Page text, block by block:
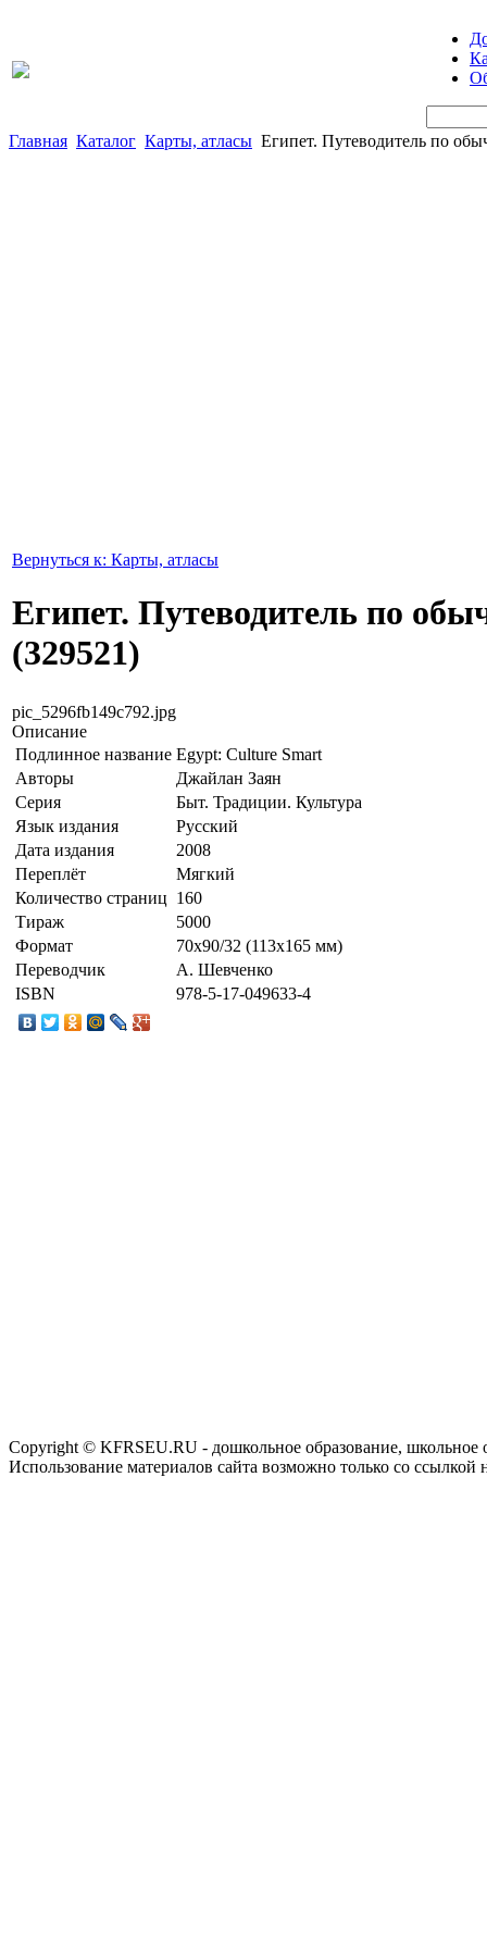
Главная Каталог Карты, атласы Египет. Путеводитель по
Вернуться к: Карты, атласы
Египет. Путеводитель по
(329521)
pic_5296fb149c792.jpg
Описание
Подлинное название Egypt: Culture Smart
Авторы
Джайлан Заян
Серия
Быт. Традиции. Культура
Язык издания
Русский
Дата издания
2008
Переплёт
Мягкий
Количество страниц 160
Тираж
5000
Формат
70x90/32 (113х165 мм)
Переводчик
А. Шевченко
ISBN
978-5-17-049633-4
Copyright © KFRSEU.RU - дошкольное образование, школьное
Использование материалов сайта возможно только со ссылкой